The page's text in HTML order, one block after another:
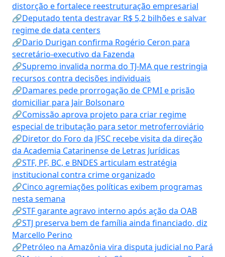
distorção e fortalece reestruturação empresarial
🔗Deputado tenta destravar R$ 5,2 bilhões e salvar
regime de data centers
🔗Dario Durigan confirma Rogério Ceron para
secretário-executivo da Fazenda
🔗Supremo invalida norma do TJ-MA que restringia
recursos contra decisões individuais
🔗Damares pede prorrogação de CPMI e prisão
domiciliar para Jair Bolsonaro
🔗Comissão aprova projeto para criar regime
especial de tributação para setor metroferroviário
🔗Diretor do Foro da JFSC recebe visita da direção
da Academia Catarinense de Letras Jurídicas
🔗STF, PF, BC, e BNDES articulam estratégia
institucional contra crime organizado
🔗Cinco agremiações políticas exibem programas
nesta semana
🔗STF garante agravo interno após ação da OAB
🔗STJ preserva bem de família ainda financiado, diz
Marcello Perino
🔗Petróleo na Amazônia vira disputa judicial no Pará